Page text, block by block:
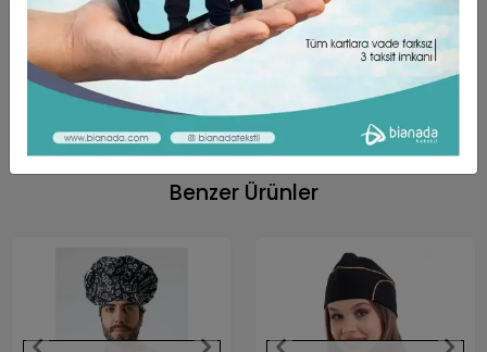
Dokunuşu yumuşak, yüksek oranda nefes alabilen
rahat bir kumaş türüdür.
Kumaş Türü Alpaka’dır. (%75 Poly + %25 Viscon)
Unisex Kalıptır.
Arkası cırtlıdır. Kafa yapısına göre ayarlanabilir.
Benzer Ürünler